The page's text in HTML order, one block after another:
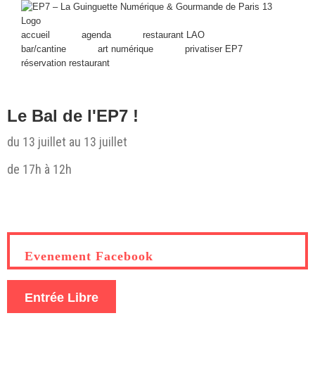
contentaccueil agenda
restaurant LAO
bar/cantine
art numérique
privatiser EP7
réservation restaurant
Le Bal de l'EP7 !
du 13 juillet au 13 juillet
de 17h à 12h
Evenement Facebook
Entrée Libre